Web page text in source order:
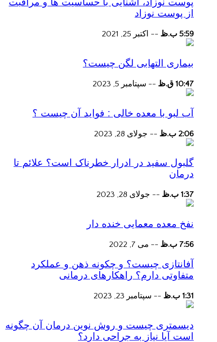
از پوست نوزاد
5:59 ب.ظ -- اکتبر 25, 2021
بیماری التهابی لگن چیست؟
10:47 ق.ظ -- سپتامبر 5, 2023
آب لبو با معده خالی : فواید آن چیست ؟
2:06 ب.ظ -- جولای 28, 2023
گلبول سفید در ادرار خطرناک است؟ علائم تا
درمان
1:37 ب.ظ -- جولای 28, 2023
نفخ معده معمایی خنده دار
7:56 ب.ظ -- می 7, 2022
آفانتازی چیست؟ و چکونه ذهن و عملکرد
متفاوتی دارم؟ راهکارهای درمانی
1:31 ب.ظ -- سپتامبر 23, 2023
دیسمتری چیست و روش نوین درمان آن چگونه
است آیا نیاز به جراحی دارد؟